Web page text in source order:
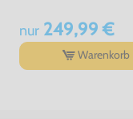
nur249,99 €
Warenkorb